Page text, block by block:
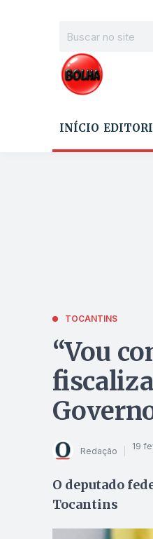
INÍCIO
TOCANTINS
“Vou
Redação 19
O deputado
Tocantins